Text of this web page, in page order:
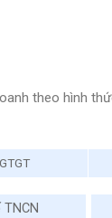
theo hình